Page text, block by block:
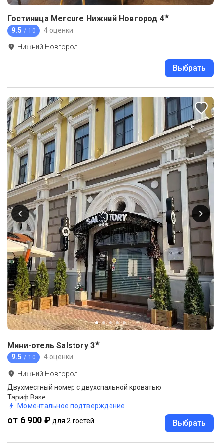
Гостиница Mercure Нижний Новгород 4★
9.5 / 10 4 оценки
Нижний Новгород
Выбрать
Мини-отель Salstory 3★
9.5 / 10 4 оценки
Нижний Новгород
Двухместный номер с двухспальной кроватью
Тариф Base
Моментальное подтверждение
от 6 900 ₽ для 2 гостей Выбрать